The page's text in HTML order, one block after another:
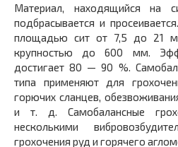
Материал, находящийся на
подбрасывается и
площадью сит от 7,5 до 21 м
крупностью до 600 мм.
достигает 80 — 90 %.
типа применяют для
горючих сланцев,
и т. д. Самобалансные
несколькими
грохочения руд и горячего